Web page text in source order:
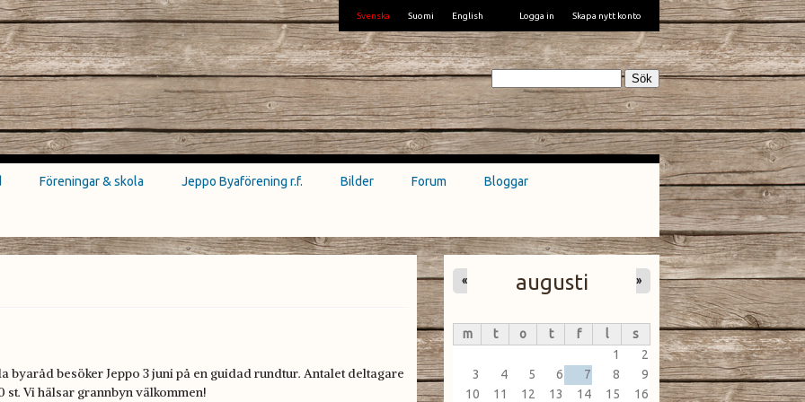
Svenska Suomi English Logga in Skapa nytt konto
Föreningar & skola Jeppo Byaförening r.f. Bilder Forum Bloggar
byaråd besöker Jeppo 3 juni på en guidad rundtur. Antalet deltagare
st. Vi hälsar grannbyn välkommen!
augusti
« »
m t o t f l
s
1
2
3
4 5 6 7 8
9
10
11 12 13 14 15
16